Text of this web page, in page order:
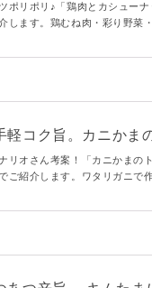
ポリポリ♪「鶏肉とカシュー
します。鶏むね肉・彩り野菜
軽コク旨。カニかま
リオさん考案！「カニかまの
ご紹介します。ワタリガニで
作れる、旨味たっぷりなひと